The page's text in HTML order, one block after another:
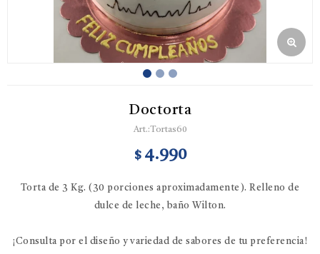
Doctorta
Tortas60
$ 4.990
Torta de 3 Kg. (30 porciones aproximadamente). Relleno de
dulce de leche, baño Wilton.
¡Consulta por el diseño y variedad de sabores de tu preferencia!